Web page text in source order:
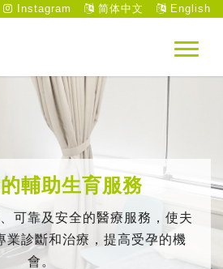
Instagram 简体中文 English
輔助生育服務
可靠及安全的醫療服務，使夫
業診斷和治療，提高受孕的機
會。